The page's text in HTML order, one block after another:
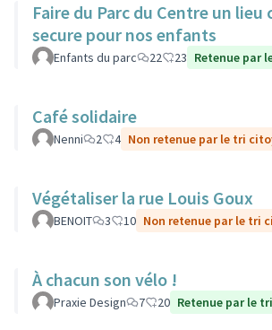
Faire du Parc du Centre un
secure pour nos enfants
Enfants du parc 22 23 Retenue par
Café solidaire
Nenni 2 4 Non retenue par le tri
Végétaliser la rue Louis Goux
BENOIT 3 10 Non retenue par le tri
À chacun son vélo !
Praxie Design 7 20 Retenue par le